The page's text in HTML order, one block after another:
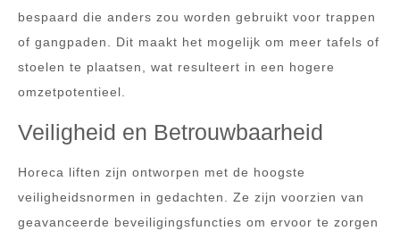
bespaard die anders zou worden gebruikt voor trappen
of gangpaden. Dit maakt het mogelijk om meer tafels of
stoelen te plaatsen, wat resulteert in een hogere
omzetpotentieel.
Veiligheid en Betrouwbaarheid
Horeca liften zijn ontworpen met de hoogste
veiligheidsnormen in gedachten. Ze zijn voorzien van
geavanceerde beveiligingsfuncties om ervoor te zorgen